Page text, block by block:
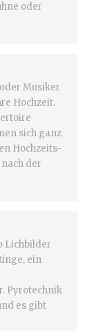
oder
Musiker
Hochzeit.
sich ganz
Hochzeits-
der
Lichbilder
ein
Pyrotechnik
es gibt